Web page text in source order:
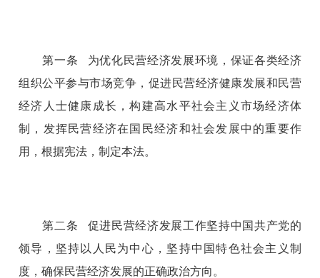
第一条 为优化民营经济发展环境，保证各类经济
组织公平参与市场竞争，促进民营经济健康发展和民营
经济人士健康成长，构建高水平社会主义市场经济体
制，发挥民营经济在国民经济和社会发展中的重要作
用，根据宪法，制定本法。
第二条 促进民营经济发展工作坚持中国共产党的
领导，坚持以人民为中心，坚持中国特色社会主义制
度，确保民营经济发展的正确政治方向。